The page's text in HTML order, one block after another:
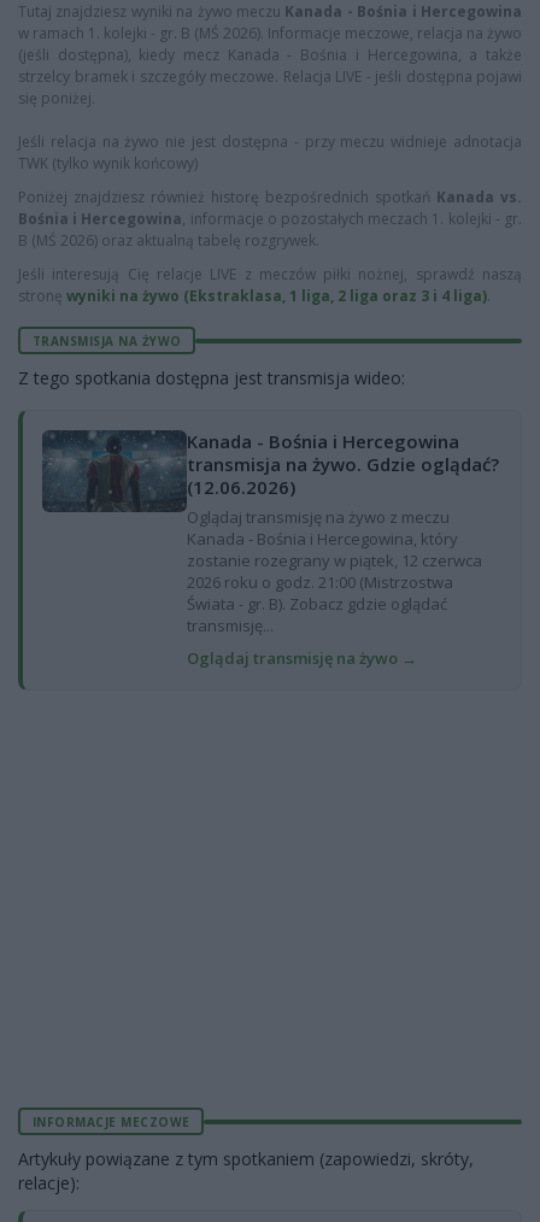
Tutaj znajdziesz wyniki na żywo meczu Kanada - Bośnia i Hercegowina
w ramach 1. kolejki - gr. B (MŚ 2026). Informacje meczowe, relacja na żywo
(jeśli dostępna), kiedy mecz Kanada - Bośnia i Hercegowina, a także
strzelcy bramek i szczegóły meczowe. Relacja LIVE - jeśli dostępna pojawi
się poniżej.
Jeśli relacja na żywo nie jest dostępna - przy meczu widnieje adnotacja
TWK (tylko wynik końcowy)
Poniżej znajdziesz również historę bezpośrednich spotkań Kanada vs.
Bośnia i Hercegowina, informacje o pozostałych meczach 1. kolejki - gr.
B (MŚ 2026) oraz aktualną tabelę rozgrywek.
Jeśli interesują Cię relacje LIVE z meczów piłki nożnej, sprawdź naszą
stronę wyniki na żywo (Ekstraklasa, 1 liga, 2 liga oraz 3 i 4 liga).
TRANSMISJA NA ŻYWO
Z tego spotkania dostępna jest transmisja wideo:
Kanada - Bośnia i Hercegowina
transmisja na żywo. Gdzie oglądać?
(12.06.2026)
Oglądaj transmisję na żywo z meczu
Kanada - Bośnia i Hercegowina, który
zostanie rozegrany w piątek, 12 czerwca
2026 roku o godz. 21:00 (Mistrzostwa
Świata - gr. B). Zobacz gdzie oglądać
transmisję...
Oglądaj transmisję na żywo →
INFORMACJE MECZOWE
Artykuły powiązane z tym spotkaniem (zapowiedzi, skróty,
relacje):